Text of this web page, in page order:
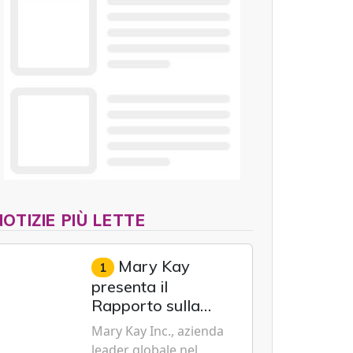
PIÙ LETTE
1 Mary Kay
presenta il
Rapporto sulla
sostenibilità 2026,
evidenziando i
Mary Kay Inc., azienda